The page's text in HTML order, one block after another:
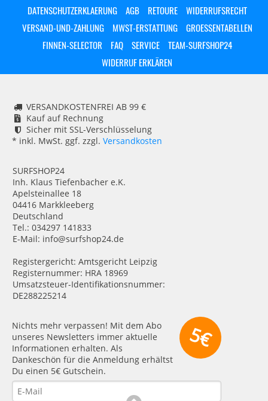
DATENSCHUTZERKLAERUNG
AGB RETOURE
WIDERRUFSRECHT
VERSAND-UND-ZAHLUNG
MWST-ERSTATTUNG
GROESSENTABELLEN
FINNEN-SELECTOR
FAQ SERVICE
TEAM-SURFSHOP24
WIDERRUF ERKLÄREN
VERSANDKOSTENFREI AB 99 €
Kauf auf Rechnung
Sicher mit SSL-Verschlüsselung
* inkl. MwSt. ggf. zzgl. Versandkosten
SURFSHOP24
Inh. Klaus Tiefenbacher e.K.
Apelsteinallee 18
04416 Markkleeberg
Deutschland
Tel.: 034297 141833
E-Mail: info@surfshop24.de
Registergericht: Amtsgericht Leipzig
Registernummer: HRA 18969
Umsatzsteuer-Identifikationsnummer:
DE288225214
5€
Nichts mehr verpassen! Mit dem Abo
unseres Newsletters immer aktuelle
Informationen erhalten. Als
Dankeschön für die Anmeldung erhältst
Du einen 5€ Gutschein.